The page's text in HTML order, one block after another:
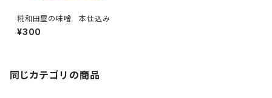
糀和田屋の味噌 本仕込み
¥300
同じカテゴリの商品